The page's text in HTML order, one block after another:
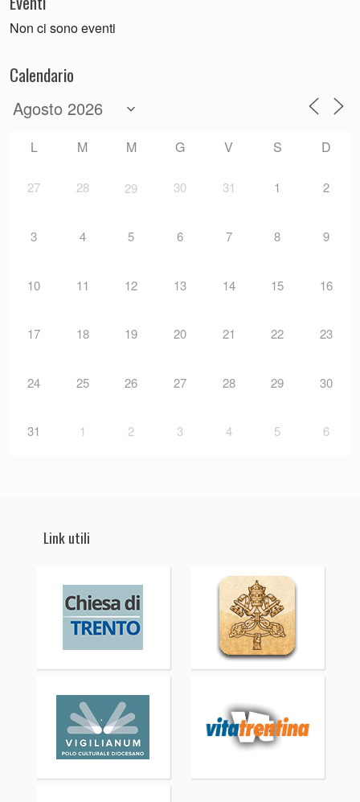
Non ci sono eventi
Calendario
L M M G V S D
27 28 29 30 31 1 2
3 4 5 6 7 8 9
10 11 12 13 14 15 16
17 18 19 20 21 22 23
24 25 26 27 28 29 30
31 1 2 3 4 5 6
Link utili